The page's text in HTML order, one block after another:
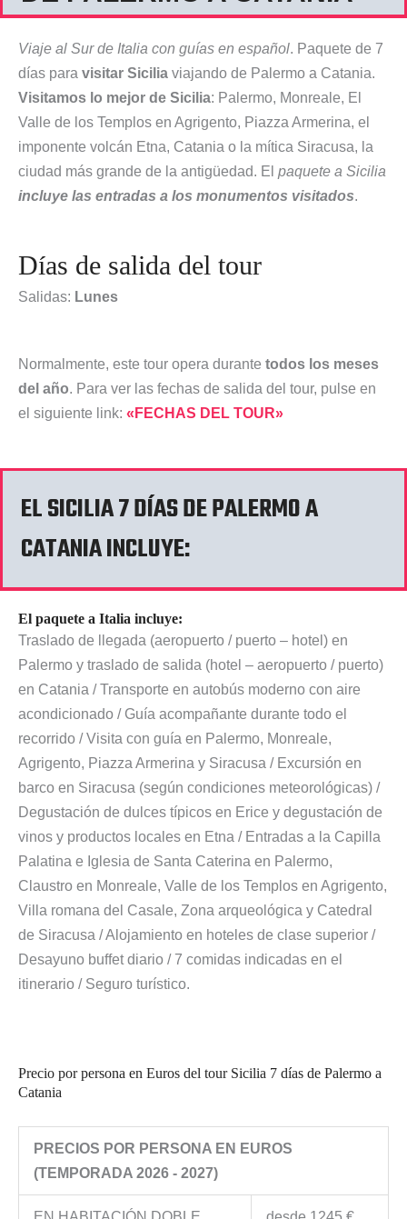
Viaje al Sur de Italia con guías en español. Paquete de 7
días para visitar Sicilia viajando de Palermo a Catania.
Visitamos lo mejor de Sicilia: Palermo, Monreale, El
Valle de los Templos en Agrigento, Piazza Armerina, el
imponente volcán Etna, Catania o la mítica Siracusa, la
ciudad más grande de la antigüedad. El paquete a Sicilia
incluye las entradas a los monumentos visitados.
Días de salida del tour
Salidas: Lunes
Normalmente, este tour opera durante todos los meses
del año. Para ver las fechas de salida del tour, pulse en
el siguiente link: «FECHAS DEL TOUR»
EL SICILIA 7 DÍAS DE PALERMO A
CATANIA INCLUYE:
El paquete a Italia incluye:
Traslado de llegada (aeropuerto / puerto – hotel) en
Palermo y traslado de salida (hotel – aeropuerto / puerto)
en Catania / Transporte en autobús moderno con aire
acondicionado / Guía acompañante durante todo el
recorrido / Visita con guía en Palermo, Monreale,
Agrigento, Piazza Armerina y Siracusa / Excursión en
barco en Siracusa (según condiciones meteorológicas) /
Degustación de dulces típicos en Erice y degustación de
vinos y productos locales en Etna / Entradas a la Capilla
Palatina e Iglesia de Santa Caterina en Palermo,
Claustro en Monreale, Valle de los Templos en Agrigento,
Villa romana del Casale, Zona arqueológica y Catedral
de Siracusa / Alojamiento en hoteles de clase superior /
Desayuno buffet diario / 7 comidas indicadas en el
itinerario / Seguro turístico.
Precio por persona en Euros del tour Sicilia 7 días de Palermo a
Catania
PRECIOS POR PERSONA EN EUROS
(TEMPORADA 2026 - 2027)